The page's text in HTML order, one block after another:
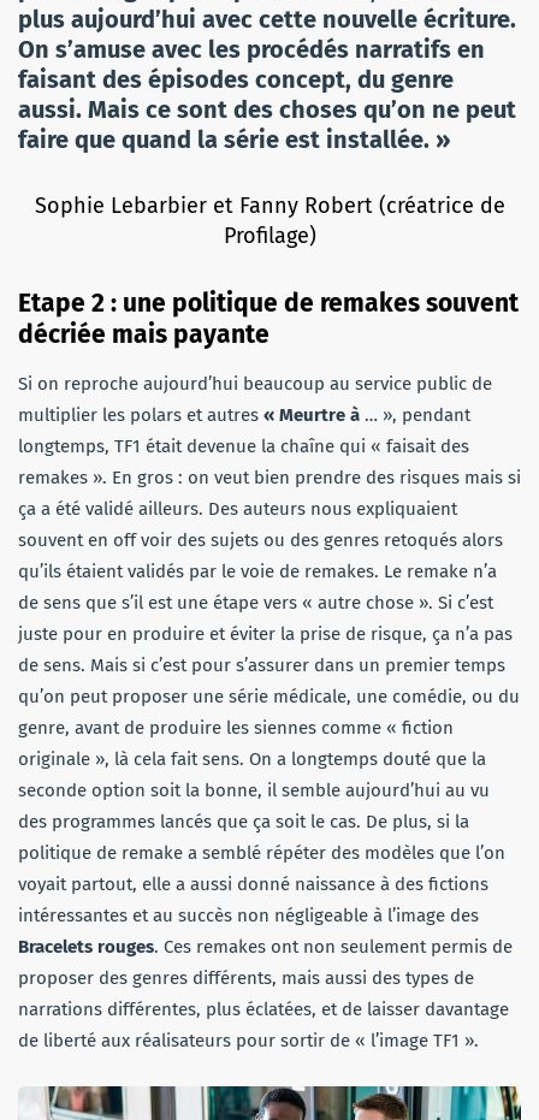
plus aujourd’hui avec cette nouvelle écriture.
On s’amuse avec les procédés narratifs en
faisant des épisodes concept, du genre
aussi. Mais ce sont des choses qu’on ne peut
faire que quand la série est installée. »
Sophie Lebarbier et Fanny Robert (créatrice de
Profilage)
Etape 2 : une politique de remakes souvent
décriée mais payante
Si on reproche aujourd’hui beaucoup au service public de
multiplier les polars et autres « Meurtre à … », pendant
longtemps, TF1 était devenue la chaîne qui « faisait des
remakes ». En gros : on veut bien prendre des risques mais si
ça a été validé ailleurs. Des auteurs nous expliquaient
souvent en off voir des sujets ou des genres retoqués alors
qu’ils étaient validés par le voie de remakes. Le remake n’a
de sens que s’il est une étape vers « autre chose ». Si c’est
juste pour en produire et éviter la prise de risque, ça n’a pas
de sens. Mais si c’est pour s’assurer dans un premier temps
qu’on peut proposer une série médicale, une comédie, ou du
genre, avant de produire les siennes comme « fiction
originale », là cela fait sens. On a longtemps douté que la
seconde option soit la bonne, il semble aujourd’hui au vu
des programmes lancés que ça soit le cas. De plus, si la
politique de remake a semblé répéter des modèles que l’on
voyait partout, elle a aussi donné naissance à des fictions
intéressantes et au succès non négligeable à l’image des
Bracelets rouges. Ces remakes ont non seulement permis de
proposer des genres différents, mais aussi des types de
narrations différentes, plus éclatées, et de laisser davantage
de liberté aux réalisateurs pour sortir de « l’image TF1 ».